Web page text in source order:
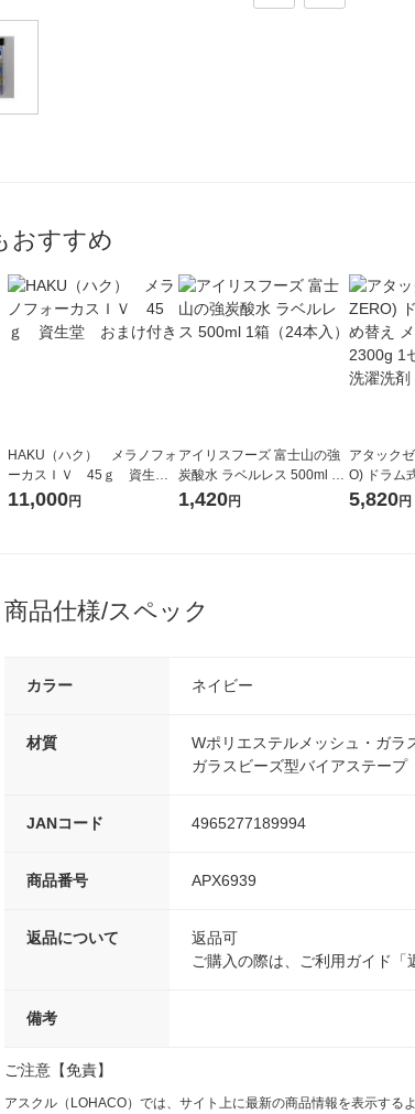
おすすめ
HAKU（ハク） メラノフォ
ーカスＩＶ 45ｇ 資生
堂 おまけ付き
11,000円
アイリスフーズ 富士山の強
炭酸水 ラベルレス 500ml 1
箱（24本入）
1,420円
アタック
O) ドラム
ガジャン
5,820円
商品仕様/スペック
カラー ネイビー
材質
Wポリエステルメッシュ・ガラ
ガラスビーズ型バイアステープ
JANコード 4965277189994
商品番号 APX6939
返品について
返品可
ご購入の際は、ご利用ガイド「
備考
ご注意【免責】
アスクル（LOHACO）では、サイト上に最新の商品情報を表示す